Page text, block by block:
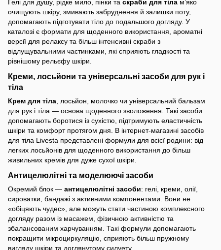
Гелі для душу, рідке мило, пінки та скраби для тіла м’яко
очищують шкіру, змивають забруднення й залишки поту,
допомагають підготувати тіло до подальшого догляду. У
каталозі є формати для щоденного використання, ароматні
версії для релаксу та більш інтенсивні скраби з
відлущувальними частинками, які сприяють гладкості та
рівнішому рельєфу шкіри.
Креми, лосьйони та універсальні засоби для рук і
тіла
Крем для тіла , лосьйон, молочко чи універсальний бальзам
для рук і тіла — основа щоденного зволоження. Такі засоби
допомагають боротися із сухістю, підтримують еластичність
шкіри та комфорт протягом дня. В інтернет-магазині засобів
для тіла Livesta представлені формули для всієї родини: від
легких лосьйонів для щоденного використання до більш
живильних кремів для дуже сухої шкіри.
Антицелюлітні та моделюючі засоби
Окремий блок — антицелюлітні засоби: гелі, креми, олії,
сироватки, бандажі з активними компонентами. Вони не
«обіцяють чудес», але можуть стати частиною комплексного
догляду разом із масажем, фізичною активністю та
збалансованим харчуванням. Такі формули допомагають
покращити мікроциркуляцію, сприяють більш пружному
вигляду шкіри та доглянутому силуету.